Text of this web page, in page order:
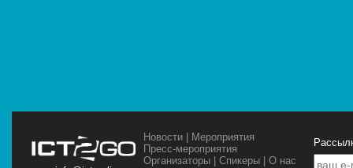
Новости | Мероприятия
Пресс-мероприятия
Организаторы |Спикеры |О нас